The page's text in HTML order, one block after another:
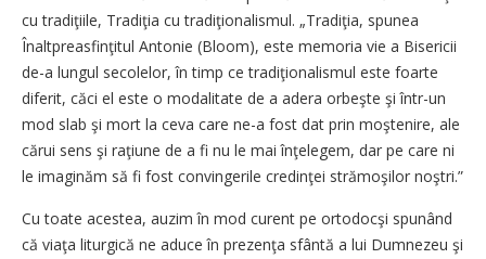
cu tradiţiile, Tradiţia cu tradiţionalismul. „Tradiţia, spunea
Înaltpreasfinţitul Antonie (Bloom), este memoria vie a Bisericii
de-a lungul secolelor, în timp ce tradiţionalismul este foarte
diferit, căci el este o modalitate de a adera orbeşte şi într-un
mod slab şi mort la ceva care ne-a fost dat prin moştenire, ale
cărui sens şi raţiune de a fi nu le mai înţelegem, dar pe care ni
le imaginăm să fi fost convingerile credinţei strămoşilor noştri.”
Cu toate acestea, auzim în mod curent pe ortodocşi spunând
că viaţa liturgică ne aduce în prezenţa sfântă a lui Dumnezeu şi